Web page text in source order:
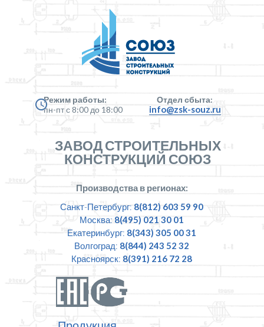
Режим работы:
пн-пт с 8:00 до 18:00
Отдел сбыта:
info@zsk-souz.ru
ЗАВОД СТРОИТЕЛЬНЫХ
КОНСТРУКЦИЙ СОЮЗ
Производства в регионах:
Санкт-Петербург: 8(812) 603 59 90
Москва: 8(495) 021 30 01
Екатеринбург: 8(343) 305 00 31
Волгоград: 8(844) 243 52 32
Красноярск: 8(391) 216 72 28